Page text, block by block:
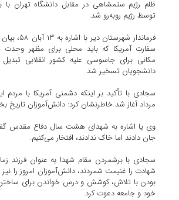
ظلم رژیم ستمشاهی در مقابل دانشگاه تهران با
توسط رژیم روبه‌رو شد.
فرماندار
سفارت آمریکا که باید محلی برای مظهر وحدت
مکانی برای جاسوسی علیه کشور انقلابی
دانشجویان تسخیر شد.
مرداد آغاز شد خاطرنشان کرد: دانش‌آموزان تاریخ
وی یا اشاره به شهدای هشت سال دفاع مقدس
جان دادند اما خاک ندادند، افتخار می‌کنیم.
سجادی با برشمردن مقام شهدا به عنوان فرزند
شهادت را غنیمت شمردند، دانش‌آموزان امروز را
بودن با تلاش، کوشش و درس خواندن برای ساختن
خود و جامعه دعوت کرد.